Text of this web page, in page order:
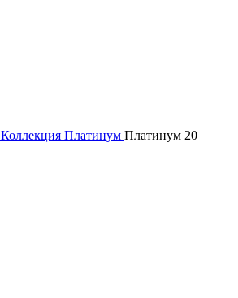
Коллекция Платинум Платинум 20